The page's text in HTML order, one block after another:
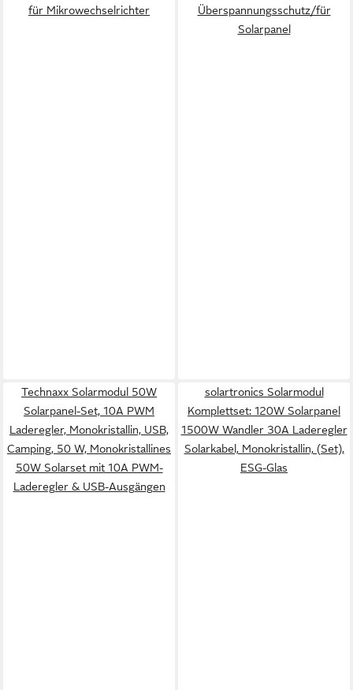
für Mikrowechselrichter
Überspannungsschutz/für
Solarpanel
Technaxx Solarmodul 50W
Solarpanel-Set, 10A PWM
Laderegler, Monokristallin, USB,
Camping, 50 W, Monokristallines
50W Solarset mit 10A PWM-
Laderegler & USB-Ausgängen
solartronics Solarmodul
Komplettset: 120W Solarpanel
1500W Wandler 30A Laderegler
Solarkabel, Monokristallin, (Set),
ESG-Glas